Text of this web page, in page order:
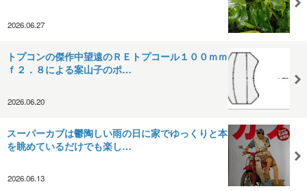
2026.06.27
トプコンの傑作中望遠のＲＥトプコール１００ｍｍ
ｆ２．８による案山子のポ…
2026.06.20
スーパーカブは鬱陶しい雨の日に家でゆっくりと本
を眺めているだけでも楽し…
2026.06.13